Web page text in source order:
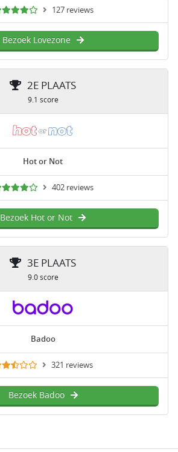
127 reviews
Bezoek Lovezone
2E PLAATS
9.1 score
Hot or Not
402 reviews
Bezoek Hot or Not
3E PLAATS
9.0 score
Badoo
321 reviews
Bezoek Badoo